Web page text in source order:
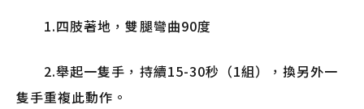
1.四肢著地，雙腿彎曲90度
2.舉起一隻手，持續15-30秒（1組），換另外一
隻手重複此動作。